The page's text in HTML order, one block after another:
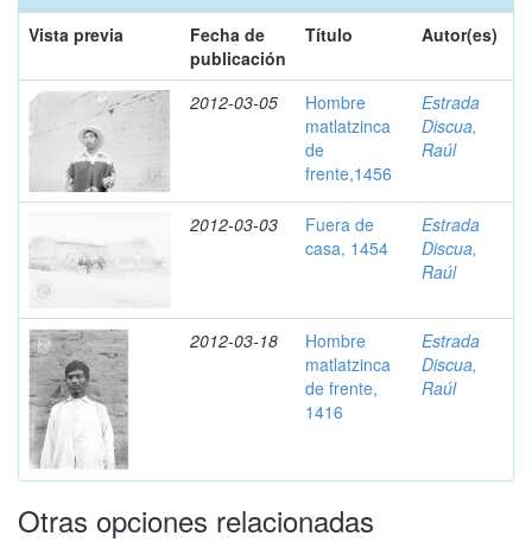
Vista previa
Fecha de
publicación
Título Autor(es)
2012-03-05
Hombre
matlatzinca
de
frente,1456
Estrada
Discua,
Raúl
2012-03-03
Fuera de
casa, 1454
Estrada
Discua,
Raúl
2012-03-18
Hombre
matlatzinca
de frente,
1416
Estrada
Discua,
Raúl
Otras opciones relacionadas